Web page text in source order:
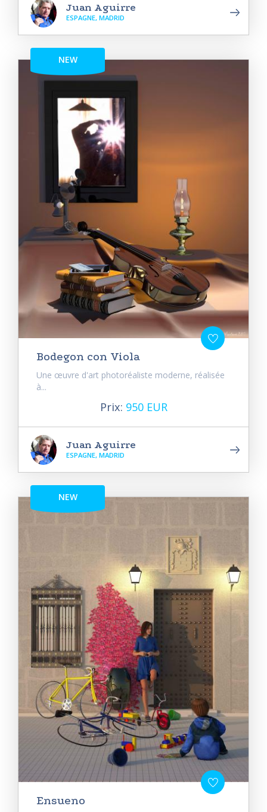
Juan Aguirre
ESPAGNE, MADRID
NEW
Bodegon con Viola
Une œuvre d'art photoréaliste moderne, réalisée
à...
Prix: 950 EUR
Juan Aguirre
ESPAGNE, MADRID
NEW
Ensueno